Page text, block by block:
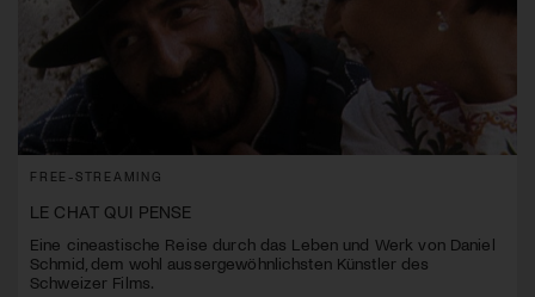
FREE-STREAMING
LE CHAT QUI PENSE
Eine cineastische Reise durch das Leben und Werk von Daniel
Schmid, dem wohl aussergewöhnlichsten Künstler des
Schweizer Films.